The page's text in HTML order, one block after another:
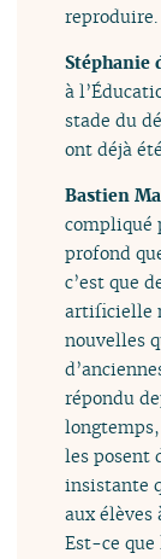
reproduire.
Stéphanie
à
stade du
ont déjà
Bastien
compliqué
profond
c’est que
artificielle
nouvelles
répondu
les posent
insistante
aux élèves
Est-ce